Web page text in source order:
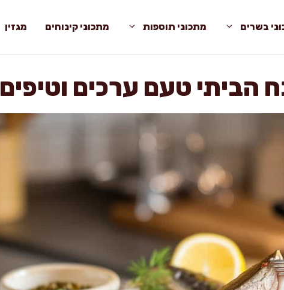
בשרים מתכוני תוספות מתכוני קינוחים מגזין
הביתי טעם ערכים וטיפים